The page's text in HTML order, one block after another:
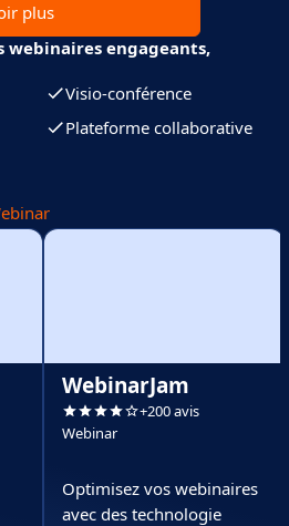
plus
webinaires engageants,
Visio-conférence
Plateforme collaborative
WebinarJam
+200 avis
Webinar
Optimisez vos webinaires
avec des technologie